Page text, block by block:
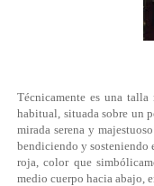
Técnicamente es una
habitual, situada sobre un
mirada serena y
bendiciendo y sosteniendo
roja, color que
medio cuerpo hacia abajo,